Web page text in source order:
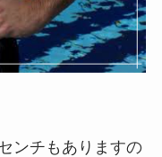
ンチもありますの